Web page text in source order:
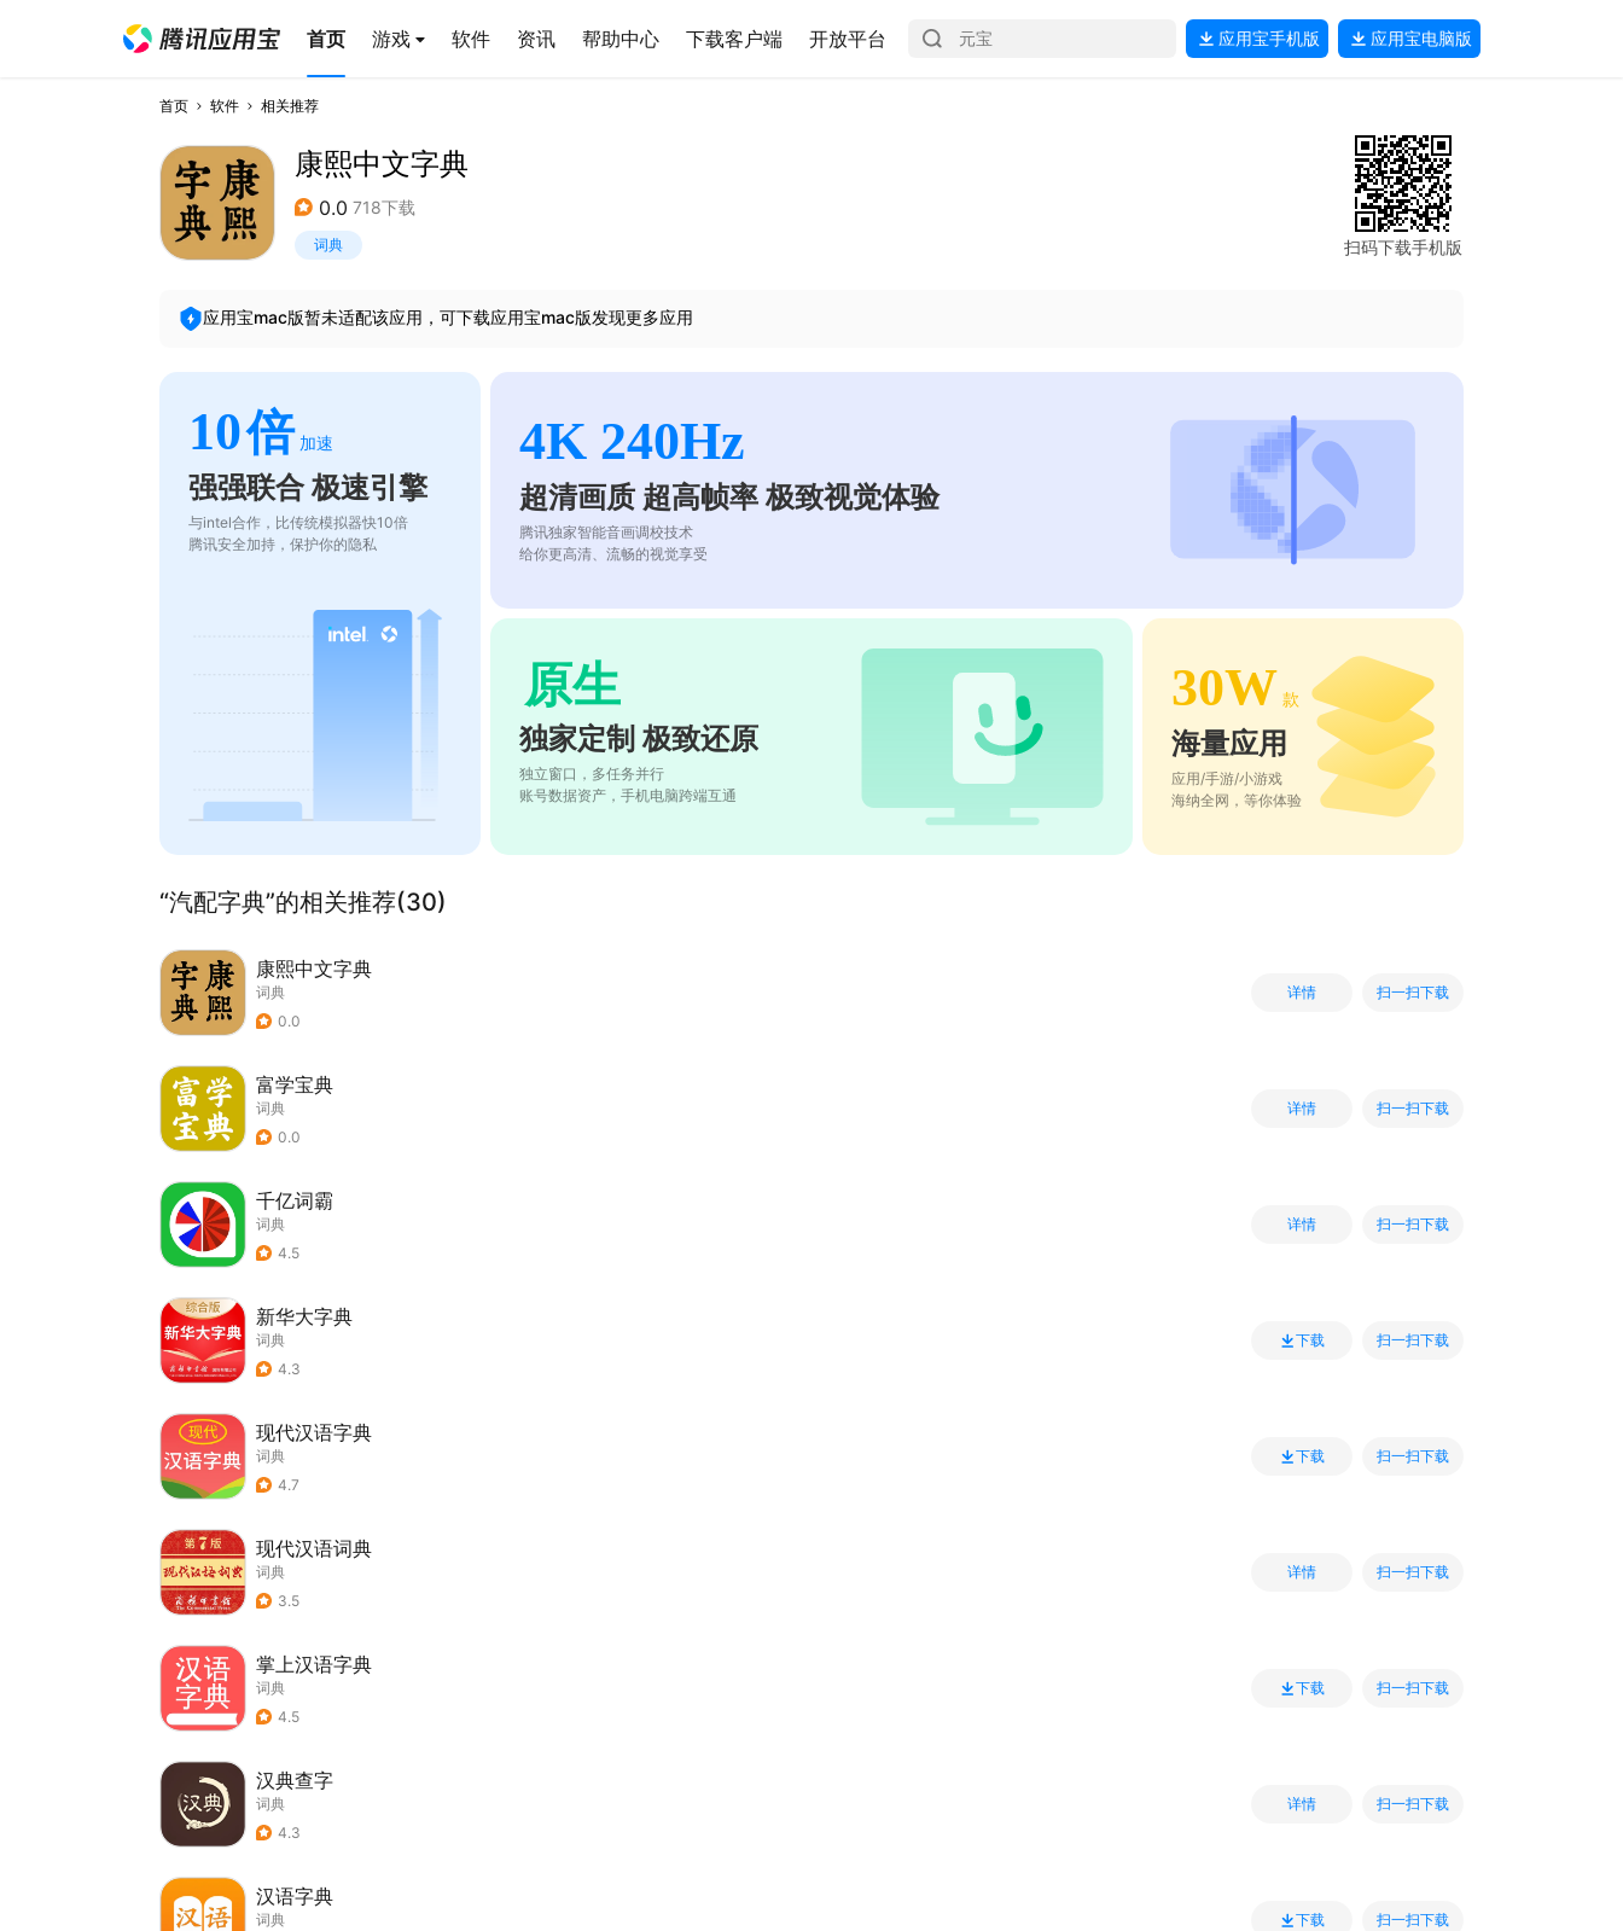
首页 游戏 软件 资讯 帮助中心 下载客户端 开放平台 应用宝手机版 应用宝电脑版
首页 软件 相关推荐
康熙中文字典
0.0 718下载
词典 扫码下载手机版
应用宝mac版暂未适配该应用，可下载应用宝mac版发现更多应用
10倍 加速
强强联合 极速引擎
与intel合作，比传统模拟器快10倍
腾讯安全加持，保护你的隐私
4K 240Hz
超清画质 超高帧率 极致视觉体验
腾讯独家智能音画调校技术
给你更高清、流畅的视觉享受
原生
独家定制 极致还原
独立窗口，多任务并行
账号数据资产，手机电脑跨端互通
30W 款
海量应用
应用/手游/小游戏
海纳全网，等你体验
“汽配字典”的相关推荐(30)
康熙中文字典
词典
0.0
详情 扫一扫下载
富学宝典
词典
0.0
详情 扫一扫下载
千亿词霸
词典
4.5
详情 扫一扫下载
新华大字典
词典
4.3
下载 扫一扫下载
现代汉语字典
词典
4.7
下载 扫一扫下载
现代汉语词典
词典
3.5
详情 扫一扫下载
掌上汉语字典
词典
4.5
下载 扫一扫下载
汉典查字
词典
4.3
详情 扫一扫下载
汉语字典
词典
下载 扫一扫下载